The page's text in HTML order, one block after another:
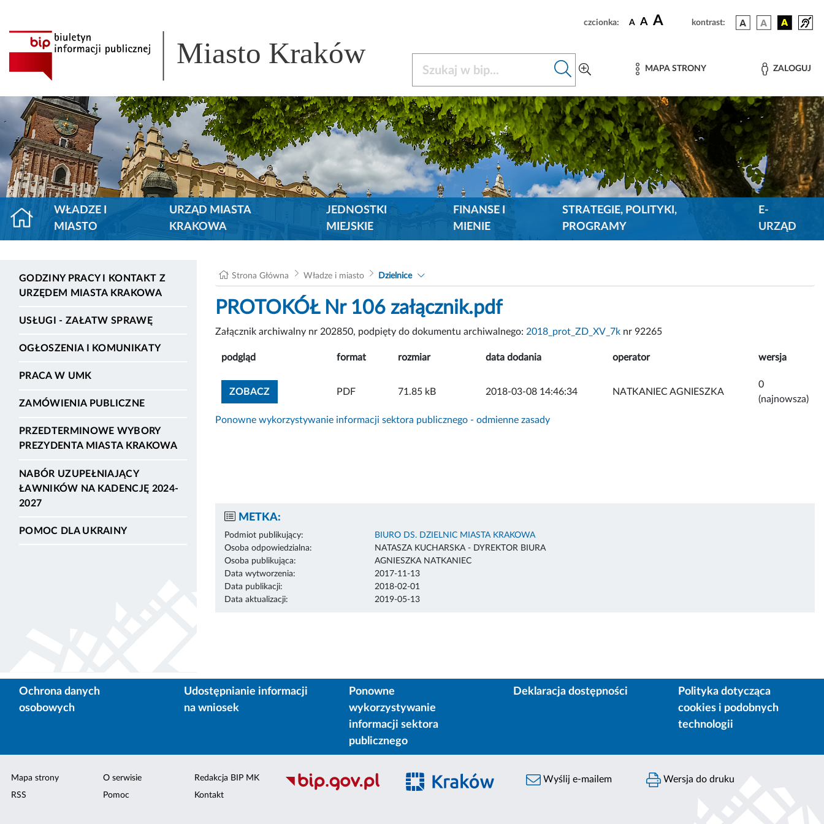
czcionka: A A A kontrast:
Miasto Kraków MAPA STRONY ZALOGUJ
WŁADZE I
MIASTO
URZĄD MIASTA
KRAKOWA
JEDNOSTKI
MIEJSKIE
FINANSE I
MIENIE
STRATEGIE, POLITYKI,
PROGRAMY
E-
URZĄD
GODZINY PRACY I KONTAKT Z
URZĘDEM MIASTA KRAKOWA
USŁUGI - ZAŁATW SPRAWĘ
OGŁOSZENIA I KOMUNIKATY
PRACA W UMK
ZAMÓWIENIA PUBLICZNE
PRZEDTERMINOWE WYBORY
PREZYDENTA MIASTA KRAKOWA
NABÓR UZUPEŁNIAJĄCY
ŁAWNIKÓW NA KADENCJĘ 2024-
2027
POMOC DLA UKRAINY
Strona Główna Władze i miasto Dzielnice
PROTOKÓŁ Nr 106 załącznik.pdf
Załącznik archiwalny nr 202850, podpięty do dokumentu archiwalnego: 2018_prot_ZD_XV_7k nr 92265
podgląd format rozmiar data dodania operator wersja
ZOBACZZOBACZ ZAŁĄCZNIK
PDF 71.85 kB 2018-03-08 14:46:34 NATKANIEC AGNIESZKA
0
(najnowsza)
Ponowne wykorzystywanie informacji sektora publicznego - odmienne zasady
METKA:
Podmiot publikujący:
BIURO DS. DZIELNIC MIASTA KRAKOWA
Osoba odpowiedzialna:
NATASZA KUCHARSKA - DYREKTOR BIURA
Osoba publikująca:
AGNIESZKA NATKANIEC
Data wytworzenia:
2017-11-13
Data publikacji:
2018-02-01
Data aktualizacji:
2019-05-13
Ochrona danych
osobowych
Udostępnianie informacji
na wniosek
Ponowne
wykorzystywanie
informacji sektora
publicznego
Deklaracja dostępności
Polityka dotycząca
cookies i podobnych
technologii
Mapa strony
RSS
O serwisie
Pomoc
Redakcja BIP MK
Kontakt
Wyślij e-mailem Wersja do druku